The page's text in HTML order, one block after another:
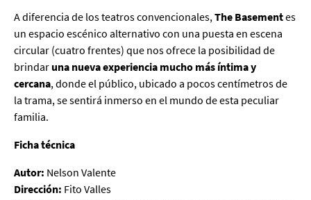
A diferencia de los teatros convencionales,The Basementes
un espacio escénico alternativo con una puesta en escena
circular (cuatro frentes) que nos ofrece la posibilidad de
brindar una nueva experiencia mucho más íntima y
cercana, donde el público, ubicado a pocos centímetros de
la trama, se sentirá inmerso en el mundo de esta peculiar
familia.
Ficha técnica
Autor: Nelson Valente
Dirección: Fito Valles